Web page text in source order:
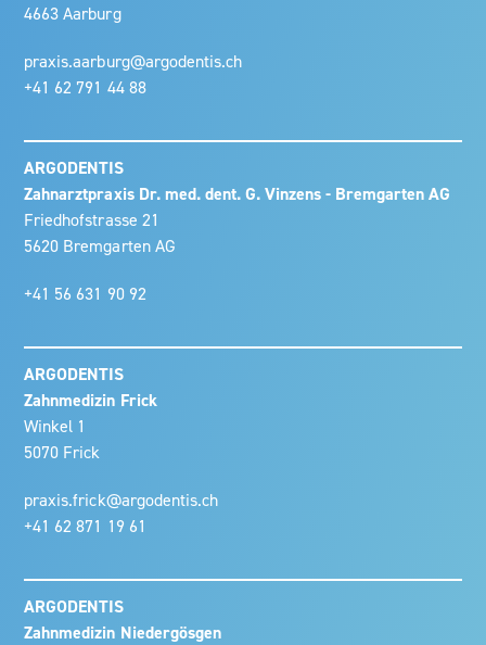
4663 Aarburg
praxis.aarburg@argodentis.ch
+41 62 791 44 88
ARGODENTIS
Zahnarztpraxis Dr. med. dent. G. Vinzens - Bremgarten AG
Friedhofstrasse 21
5620 Bremgarten AG
+41 56 631 90 92
ARGODENTIS
Zahnmedizin Frick
Winkel 1
5070 Frick
praxis.frick@argodentis.ch
+41 62 871 19 61
ARGODENTIS
Zahnmedizin Niedergösgen